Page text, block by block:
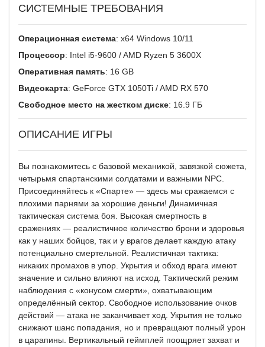
СИСТЕМНЫЕ ТРЕБОВАНИЯ
Операционная система: x64 Windows 10/11
Процессор: Intel i5-9600 / AMD Ryzen 5 3600X
Оперативная память: 16 GB
Видеокарта: GeForce GTX 1050Ti / AMD RX 570
Свободное место на жестком диске: 16.9 ГБ
ОПИСАНИЕ ИГРЫ
Вы познакомитесь с базовой механикой, завязкой сюжета,
четырьмя спартанскими солдатами и важными NPC.
Присоединяйтесь к «Спарте» — здесь мы сражаемся с
плохими парнями за хорошие деньги! Динамичная
тактическая система боя. Высокая смертность в
сражениях — реалистичное количество брони и здоровья
как у наших бойцов, так и у врагов делает каждую атаку
потенциально смертельной. Реалистичная тактика:
никаких промахов в упор. Укрытия и обход врага имеют
значение и сильно влияют на исход. Тактический режим
наблюдения с «конусом смерти», охватывающим
определённый сектор. Свободное использование очков
действий — атака не заканчивает ход. Укрытия не только
снижают шанс попадания, но и превращают полный урон
в царапины. Вертикальный геймплей поощряет захват и